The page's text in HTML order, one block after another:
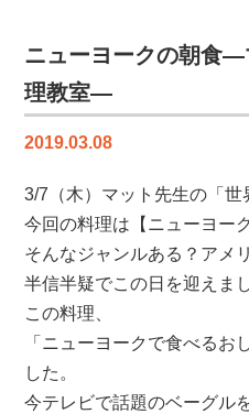
タ
ル
ト
二
コ
ラ
先
生
の
お
菓
子
ニューヨークの朝食
理教室―
2019.03.08
3/7（木）マット先生の「世
今回の料理は【ニューヨー
そんなジャンルある？アメ
半信半疑でこの日を迎えま
この料理、
「ニューヨークで食べるお
した。
今テレビで話題のベーグル